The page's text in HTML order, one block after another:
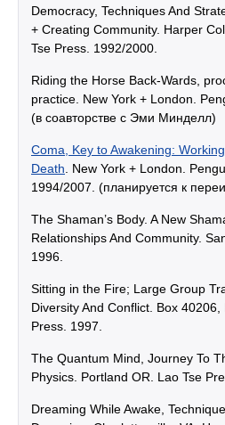
Democracy, Techniques And
+ Creating Community. Harper
Tse Press. 1992/2000.
Riding the Horse Back-Wards,
practice. New York + London.
(в соавторстве с Эми Минделл)
Coma, Key to Awakening:
Death . New York + London.
1994/2007. (планируется к
The Shaman’s Body. A New
Relationships And Community.
1996.
Sitting in the Fire; Large Group
Diversity And Conflict. Box
Press. 1997.
The Quantum Mind, Journey To
Physics. Portland OR. Lao Tse
Dreaming While Awake,